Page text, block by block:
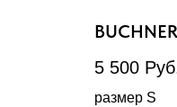
5 500
размер S